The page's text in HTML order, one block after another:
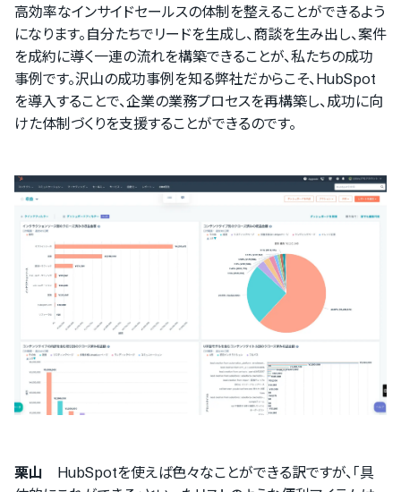
高効率なインサイドセールスの体制を整えることができるよう
になります。自分たちでリードを生成し、商談を生み出し、案件
を成約に導く一連の流れを構築できることが、私たちの成功
事例です。沢山の成功事例を知る弊社だからこそ、HubSpot
を導入することで、企業の業務プロセスを再構築し、成功に向
けた体制づくりを支援することができるのです。
栗山 HubSpotを使えば色々なことができる訳ですが、｢具